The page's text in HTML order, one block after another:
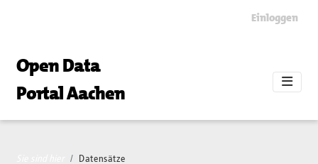
Einloggen
Open Data
Portal Aachen
Datensätze